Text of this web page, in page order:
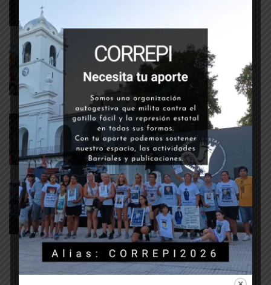
Represión y detenciones en
Mendoza
DETENCIONES ARBITRARIAS 21 octubre, 2019
Movilización contra el G20 –
Situación y lista de detenidxs
AGENDA 30 noviembre, 2018
Conferencia de Prensa del
Encuentro Memoria Verdad y
Justicia – Manifestar...
MEMORIA, VERDAD Y JUSTICIA 12 noviembre, 2018